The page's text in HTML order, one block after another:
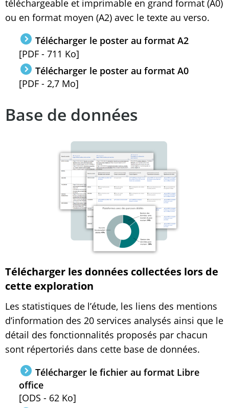
téléchargeable et imprimable en grand format (A0)
ou en format moyen (A2) avec le texte au verso.
Télécharger le poster au format A2
[PDF - 711 Ko]
Télécharger le poster au format A0
[PDF - 2,7 Mo]
Base de données
Télécharger les données collectées lors de
cette exploration
Les statistiques de l’étude, les liens des mentions
d’information des 20 services analysés ainsi que le
détail des fonctionnalités proposés par chacun
sont répertoriés dans cette base de données.
Télécharger le fichier au format Libre
office
[ODS - 62 Ko]